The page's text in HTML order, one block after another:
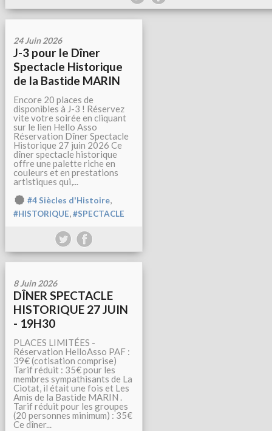
24 Juin 2026
J-3 pour le Dîner
Spectacle Historique
de la Bastide MARIN
Encore 20 places de
disponibles à J-3 ! Réservez
vite votre soirée en cliquant
sur le lien Hello Asso
Réservation Dîner Spectacle
Historique 27 juin 2026 Ce
dîner spectacle historique
offre une palette riche en
couleurs et en prestations
artistiques qui,...
#4 Siècles d'Histoire,
#HISTORIQUE #SPECTACLE
8 Juin 2026
DÎNER SPECTACLE
HISTORIQUE 27 JUIN
- 19H30
PLACES LIMITÉES -
Réservation HelloAsso PAF :
39€ (cotisation comprise)
Tarif réduit : 35€ pour les
membres sympathisants de La
Ciotat, il était une fois et Les
Amis de la Bastide MARIN .
Tarif réduit pour les groupes
(20 personnes minimum) : 35€
Ce dîner...